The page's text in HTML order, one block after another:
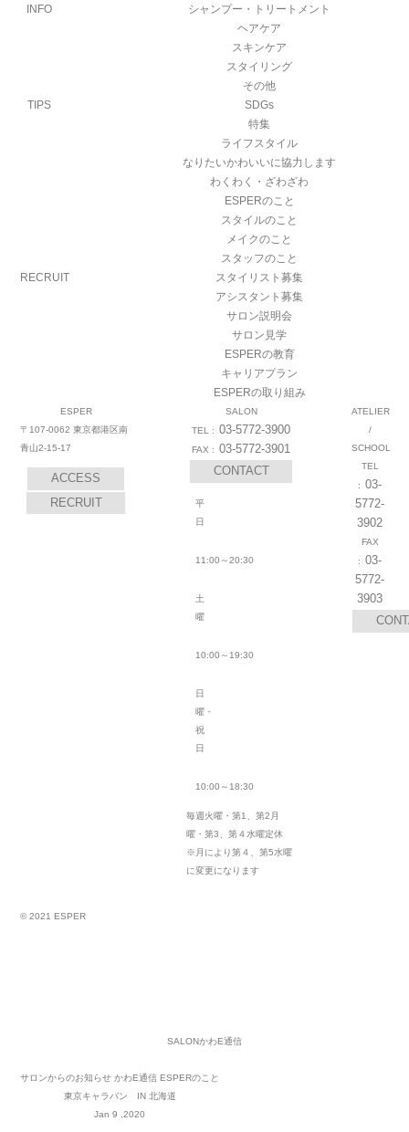
INFO
シャンプー・トリートメント
ヘアケア
スキンケア
スタイリング
その他
TIPS
SDGs
特集
ライフスタイル
なりたいかわいいに協力します
わくわく・ざわざわ
ESPERのこと
スタイルのこと
メイクのこと
スタッフのこと
RECRUIT
スタイリスト募集
アシスタント募集
サロン説明会
サロン見学
ESPERの教育
キャリアプラン
ESPERの取り組み
ESPER
〒107-0062 東京都港区南
青山2-15-17
ACCESS
RECRUIT
SALON
03-5772-3900
03-5772-3901
CONTACT
平
日
11:00～20:30
土
曜
10:00～19:30
日
曜・
祝
日
10:00～18:30
毎週火曜・第1、第2月
曜・第3、第４水曜定休
※月により第４、第5水曜
に変更になります
ATELIER
/
SCHOOL
03-
5772-
3902
03-
5772-
3903
© 2021 ESPER
SALONかわE通信
サロンからのお知らせ かわE通信 ESPERのこと
東京キャラバン IN 北海道
Jan 9 ,2020